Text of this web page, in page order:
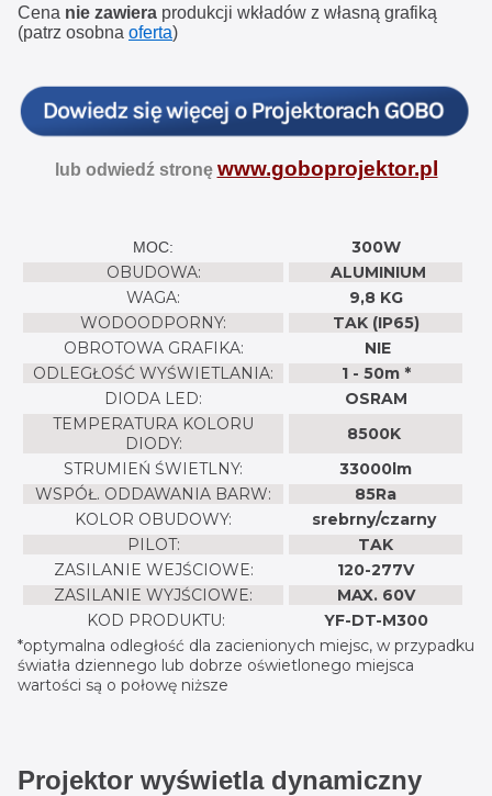
Cena nie zawiera produkcji wkładów z własną grafiką
(patrz osobna oferta)
lub odwiedź stronę www.goboprojektor.pl
MOC:
300W
OBUDOWA:
ALUMINIUM
WAGA:
9,8 KG
WODOODPORNY:
TAK (IP65)
OBROTOWA GRAFIKA:
NIE
ODLEGŁOŚĆ WYŚWIETLANIA:
1 - 50m *
DIODA LED:
OSRAM
TEMPERATURA KOLORU
DIODY:
8500K
STRUMIEŃ ŚWIETLNY:
33000lm
WSPÓŁ. ODDAWANIA BARW:
85Ra
KOLOR OBUDOWY:
srebrny/czarny
PILOT:
TAK
ZASILANIE WEJŚCIOWE:
120-277V
ZASILANIE WYJŚCIOWE:
MAX. 60V
KOD PRODUKTU:
YF-DT-M300
*optymalna odległość dla zacienionych miejsc, w przypadku
światła dziennego lub dobrze oświetlonego miejsca
wartości są o połowę niższe
Projektor wyświetla dynamiczny